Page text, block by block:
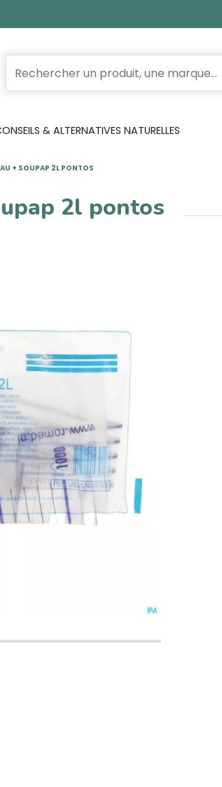
& ALTERNATIVES NATURELLES
+ SOUPAP 2L PONTOS
2l pontos